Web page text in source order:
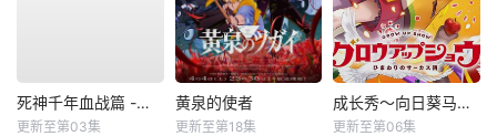
死神千年血战篇 -祸进谭-
更新至第03集
黄泉的使者
更新至第18集
成长秀～向日葵马戏团～
更新至第06集